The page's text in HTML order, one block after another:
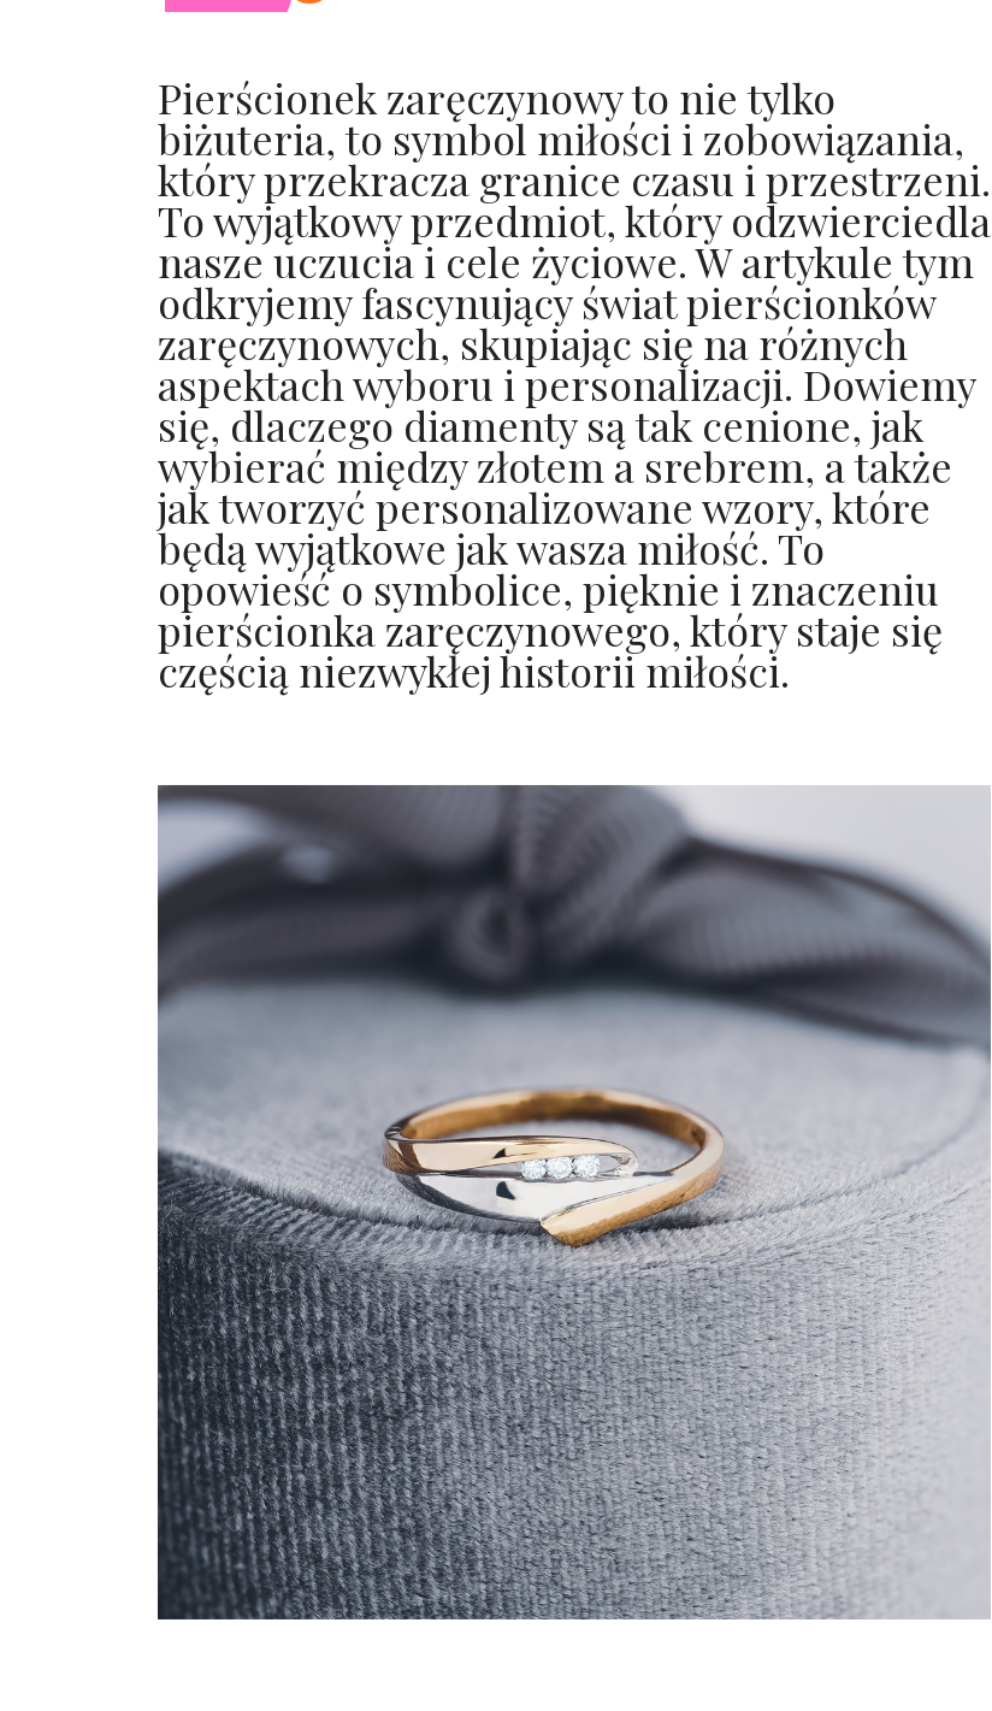
Pierścionek zaręczynowy to nie tylko
biżuteria, to symbol miłości i zobowiązania,
który przekracza granice czasu i przestrzeni.
To wyjątkowy przedmiot, który odzwierciedla
nasze uczucia i cele życiowe. W artykule tym
odkryjemy fascynujący świat pierścionków
zaręczynowych, skupiając się na różnych
aspektach wyboru i personalizacji. Dowiemy
się, dlaczego diamenty są tak cenione, jak
wybierać między złotem a srebrem, a także
jak tworzyć personalizowane wzory, które
będą wyjątkowe jak wasza miłość. To
opowieść o symbolice, pięknie i znaczeniu
pierścionka zaręczynowego, który staje się
częścią niezwykłej historii miłości.